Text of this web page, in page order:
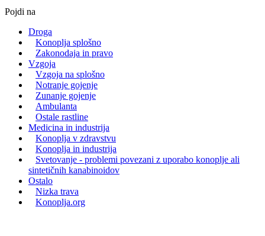
Pojdi na
Droga
Konoplja splošno
Zakonodaja in pravo
Vzgoja
Vzgoja na splošno
Notranje gojenje
Zunanje gojenje
Ambulanta
Ostale rastline
Medicina in industrija
Konoplja v zdravstvu
Konoplja in industrija
Svetovanje - problemi povezani z uporabo konoplje ali
sintetičnih kanabinoidov
Ostalo
Nizka trava
Konoplja.org